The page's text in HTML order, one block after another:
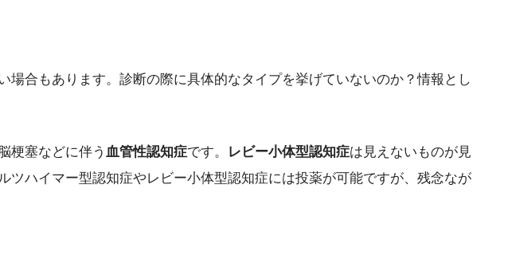
合もあります。診断の際に具体的なタイプを挙げていないのか？情報とし
梗塞などに伴う 血管性認知症です。 レビー小体型認知症は見えないものが見
ハイマー型認知症やレビー小体型認知症には投薬が可能ですが、残念なが